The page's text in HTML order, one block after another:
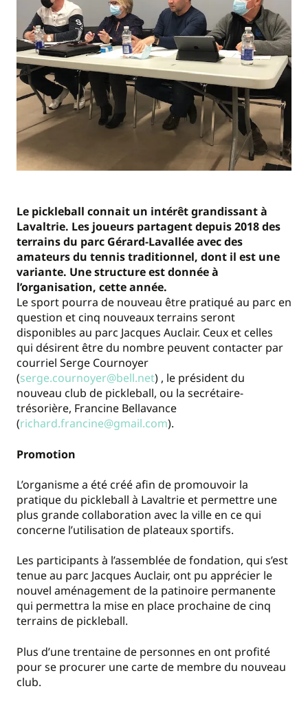
Le pickleball connait un intérêt grandissant à
Lavaltrie. Les joueurs partagent depuis 2018 des
terrains du parc Gérard-Lavallée avec des
amateurs du tennis traditionnel, dont il est une
variante. Une structure est donnée à
l’organisation, cette année.
Le sport pourra de nouveau être pratiqué au parc en
question et cinq nouveaux terrains seront
disponibles au parc Jacques Auclair. Ceux et celles
qui désirent être du nombre peuvent contacter par
courriel Serge Cournoyer
(serge.cournoyer@bell.net) , le président du
nouveau club de pickleball, ou la secrétaire-
trésorière, Francine Bellavance
(richard.francine@gmail.com).
Promotion
L’organisme a été créé afin de promouvoir la
pratique du pickleball à Lavaltrie et permettre une
plus grande collaboration avec la ville en ce qui
concerne l’utilisation de plateaux sportifs.
Les participants à l’assemblée de fondation, qui s’est
tenue au parc Jacques Auclair, ont pu apprécier le
nouvel aménagement de la patinoire permanente
qui permettra la mise en place prochaine de cinq
terrains de pickleball.
Plus d’une trentaine de personnes en ont profité
pour se procurer une carte de membre du nouveau
club.